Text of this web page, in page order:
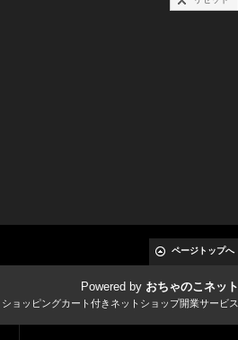
ページトップへ
Powered by おちゃのこネット
ョッピングカート付きネットショップ開業サービス